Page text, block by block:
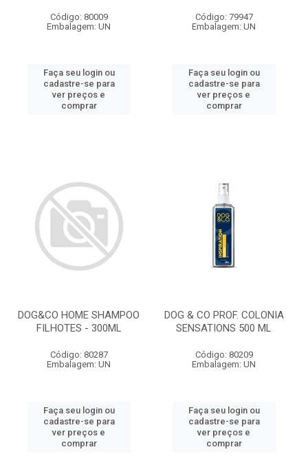
Código: 80009
Embalagem: UN
Faça seu login ou
cadastre-se para
ver preços e
comprar
Código: 79947
Embalagem: UN
Faça seu login ou
cadastre-se para
ver preços e
comprar
DOG&CO HOME SHAMPOO
FILHOTES - 300ML
Código: 80287
Embalagem: UN
Faça seu login ou
cadastre-se para
ver preços e
comprar
DOG & CO PROF. COLONIA
SENSATIONS 500 ML
Código: 80209
Embalagem: UN
Faça seu login ou
cadastre-se para
ver preços e
comprar